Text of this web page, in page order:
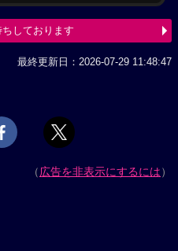
しております
最終更新日：2026-07-29 11:48:47
（広告を非表示にするには）